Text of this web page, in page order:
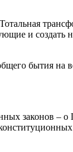
и создать
бытия на
законов –